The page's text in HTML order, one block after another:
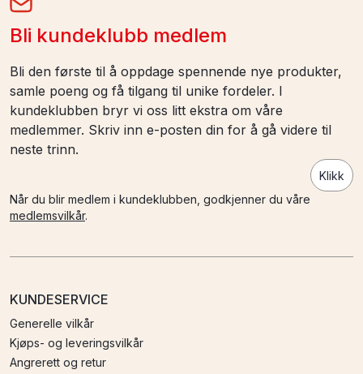
Bli kundeklubb medlem
Bli den første til å oppdage spennende nye produkter,
samle poeng og få tilgang til unike fordeler. I
kundeklubben bryr vi oss litt ekstra om våre
medlemmer. Skriv inn e-posten din for å gå videre til
neste trinn.
Klikk
Når du blir medlem i kundeklubben, godkjenner du våre
medlemsvilkår.
KUNDESERVICE
Generelle vilkår
Kjøps- og leveringsvilkår
Angrerett og retur